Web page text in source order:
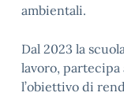
ambientali.
Dal 2023 la
lavoro, partecipa
l’obiettivo di